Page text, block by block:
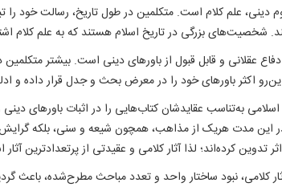
دینی، علم کلام است. متکلمین در طول تاریخ، رسالت خود را
شخصیت‌های بزرگی در تاریخ اسلام هستند که به علم کلام
عقلانی و قابل قبول از باورهای دينی است. بيشتر متکلمين
اکثر باورهای خود را در معرض بحث و جدل قرار داده و
به‌تناسب عقايدشان کتاب‌هايی را در اثبات باورهای
اين مدت هريک از مذاهب، همچون شيعه و سنی، بلکه
تدوين کرده‌اند؛ لذا آثار کلامی و عقيدتی از پرتعدادترين
آثار کلامی، نبود ساختار واحد و تعدد مباحث مطرح‌شده،